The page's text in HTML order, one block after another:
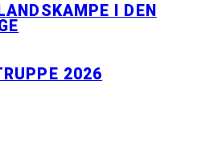
I DEN
2026